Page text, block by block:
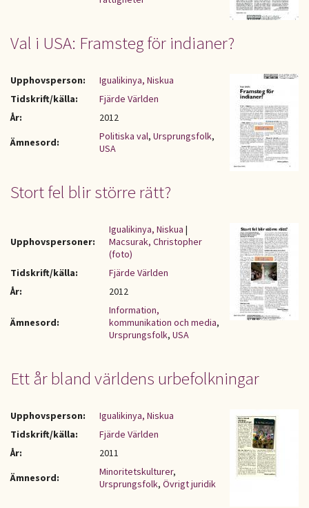
Val i USA: Framsteg för indianer?
Upphovsperson:
Igualikinya, Niskua
Tidskrift/källa:
Fjärde Världen
År:
2012
Ämnesord:
Politiska val, Ursprungsfolk,
USA
Stort fel blir större rätt?
Upphovspersoner:
Igualikinya, Niskua |
Macsurak, Christopher
(foto)
Tidskrift/källa:
Fjärde Världen
År:
2012
Ämnesord:
Information,
kommunikation och media,
Ursprungsfolk, USA
Ett år bland världens urbefolkningar
Upphovsperson:
Igualikinya, Niskua
Tidskrift/källa:
Fjärde Världen
År:
2011
Ämnesord:
Minoritetskulturer,
Ursprungsfolk, Övrigt juridik